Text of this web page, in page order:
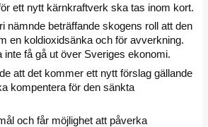
ett nytt kärnkraftverk ska tas inom kort.
nämnde beträffande skogens roll att den
en koldioxidsänka och för avverkning.
inte få gå ut över Sveriges ekonomi.
att det kommer ett nytt förslag gällande
kompentera för den sänkta
och får möjlighet att påverka